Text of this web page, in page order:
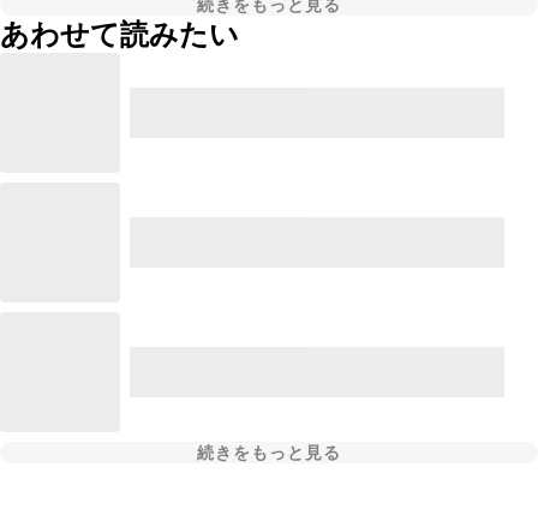
続きをもっと見る
あわせて読みたい
続きをもっと見る